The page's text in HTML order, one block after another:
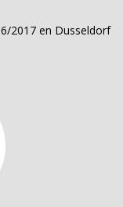
2017 en Dusseldorf